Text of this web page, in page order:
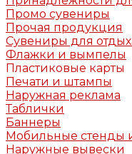
Промо сувениры
Прочая продукция
Сувениры для
Флажки и вымпелы
Пластиковые карты
Печати и штампы
Наружная реклама
Таблички
Баннеры
Мобильные стенды
Наружные вывески